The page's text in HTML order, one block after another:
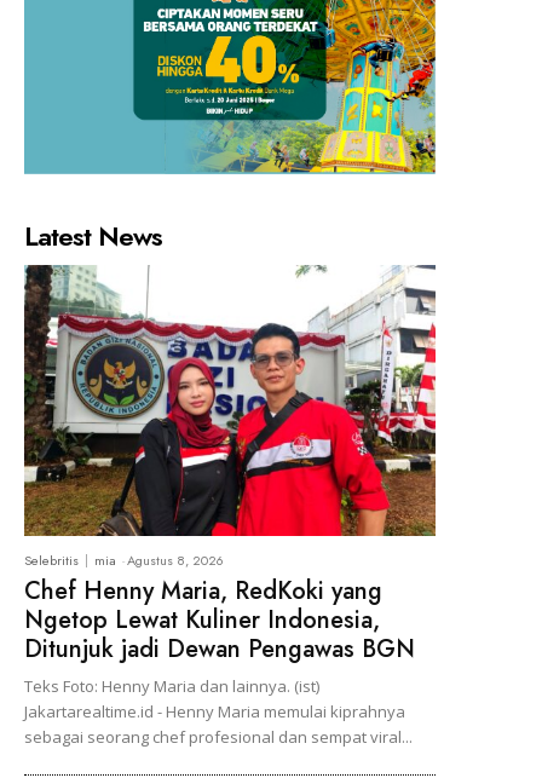
Latest News
Selebritis mia -Agustus 8, 2026
Chef Henny Maria, RedKoki yang
Ngetop Lewat Kuliner Indonesia,
Ditunjuk jadi Dewan Pengawas BGN
Teks Foto: Henny Maria dan lainnya. (ist)
Jakartarealtime.id - Henny Maria memulai kiprahnya
sebagai seorang chef profesional dan sempat viral...